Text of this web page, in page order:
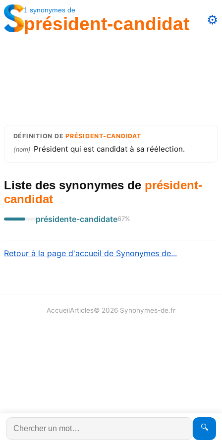
1 synonymes de
président-candidat ⚙️
DÉFINITION DEPRÉSIDENT-CANDIDAT
(nom) Président qui est candidat à sa réélection.
Liste des synonymes de président-
candidat
présidente-candidate67%
Retour à la page d'accueil de Synonymes de...
🔍
AccueilArticles© 2026 Synonymes-de.fr